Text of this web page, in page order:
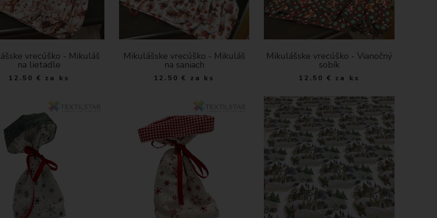
vrecúško - Mikuláš
na lietadle
12.50 € za ks
Mikulášske vrecúško - Mikuláš
na saniach
12.50 € za ks
Mikulášske vrecúško - Vianočný
sobík
12.50 € za ks